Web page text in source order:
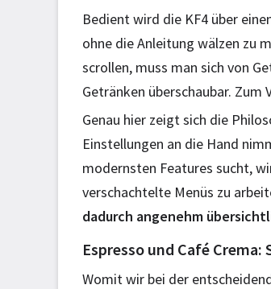
Bedient wird die KF4 über
ohne die Anleitung wälzen zu
scrollen, muss man sich von
Getränken überschaubar.
Genau hier zeigt sich die
Einstellungen an die Hand
modernsten Features sucht,
verschachtelte Menüs zu
dadurch angenehm
Espresso und Café
Womit wir bei der